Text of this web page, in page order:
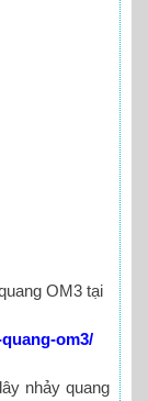
OM3 tại
om3/
nhảy quang